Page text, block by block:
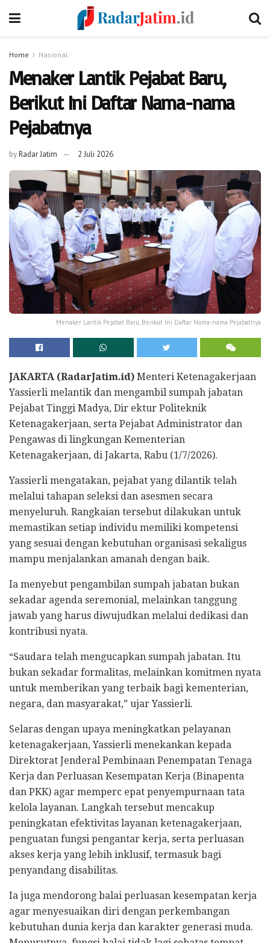
Home Nasional
Menaker Lantik Pejabat Baru,
Berikut Ini Daftar Nama-nama
Pejabatnya
byRadar Jatim 2 Juli 2026
Menaker Lantik Pejabat Baru, Berikut Ini Daftar Nama-nama Pejabatnya
JAKARTA (RadarJatim.id) Menteri Ketenagakerjaan
Yassierli melantik dan mengambil sumpah jabatan
Pejabat Tinggi Madya, Dir ektur Politeknik
Ketenagakerjaan, serta Pejabat Administrator dan
Pengawas di lingkungan Kementerian
Ketenagakerjaan, di Jakarta, Rabu (1/7/2026).
Yassierli mengatakan, pejabat yang dilantik telah
melalui tahapan seleksi dan asesmen secara
menyeluruh. Rangkaian tersebut dilakukan untuk
memastikan setiap individu memiliki kompetensi
yang sesuai dengan kebutuhan organisasi sekaligus
mampu menjalankan amanah dengan baik.
Ia menyebut pengambilan sumpah jabatan bukan
sekadar agenda seremonial, melainkan tanggung
jawab yang harus diwujudkan melalui dedikasi dan
kontribusi nyata.
“Saudara telah mengucapkan sumpah jabatan. Itu
bukan sekadar formalitas, melainkan komitmen nyata
untuk memberikan yang terbaik bagi kementerian,
negara, dan masyarakat,” ujar Yassierli.
Selaras dengan upaya meningkatkan pelayanan
ketenagakerjaan, Yassierli menekankan kepada
Direktorat Jenderal Pembinaan Penempatan Tenaga
Kerja dan Perluasan Kesempatan Kerja (Binapenta
dan PKK) agar memperc epat penyempurnaan tata
kelola layanan. Langkah tersebut mencakup
peningkatan efektivitas layanan ketenagakerjaan,
penguatan fungsi pengantar kerja, serta perluasan
akses kerja yang lebih inklusif, termasuk bagi
penyandang disabilitas.
Ia juga mendorong balai perluasan kesempatan kerja
agar menyesuaikan diri dengan perkembangan
kebutuhan dunia kerja dan karakter generasi muda.